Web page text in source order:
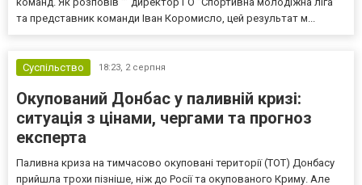
та представник команди Іван Коромисло, цей результат м...
Суспільство 18:23, 2 серпня
Окупований Донбас у паливній кризі:
ситуація з цінами, чергами та прогноз
експерта
Паливна криза на тимчасово окуповані території (ТОТ) Донбасу
прийшла трохи пізніше, ніж до Росії та окупованого Криму. Але